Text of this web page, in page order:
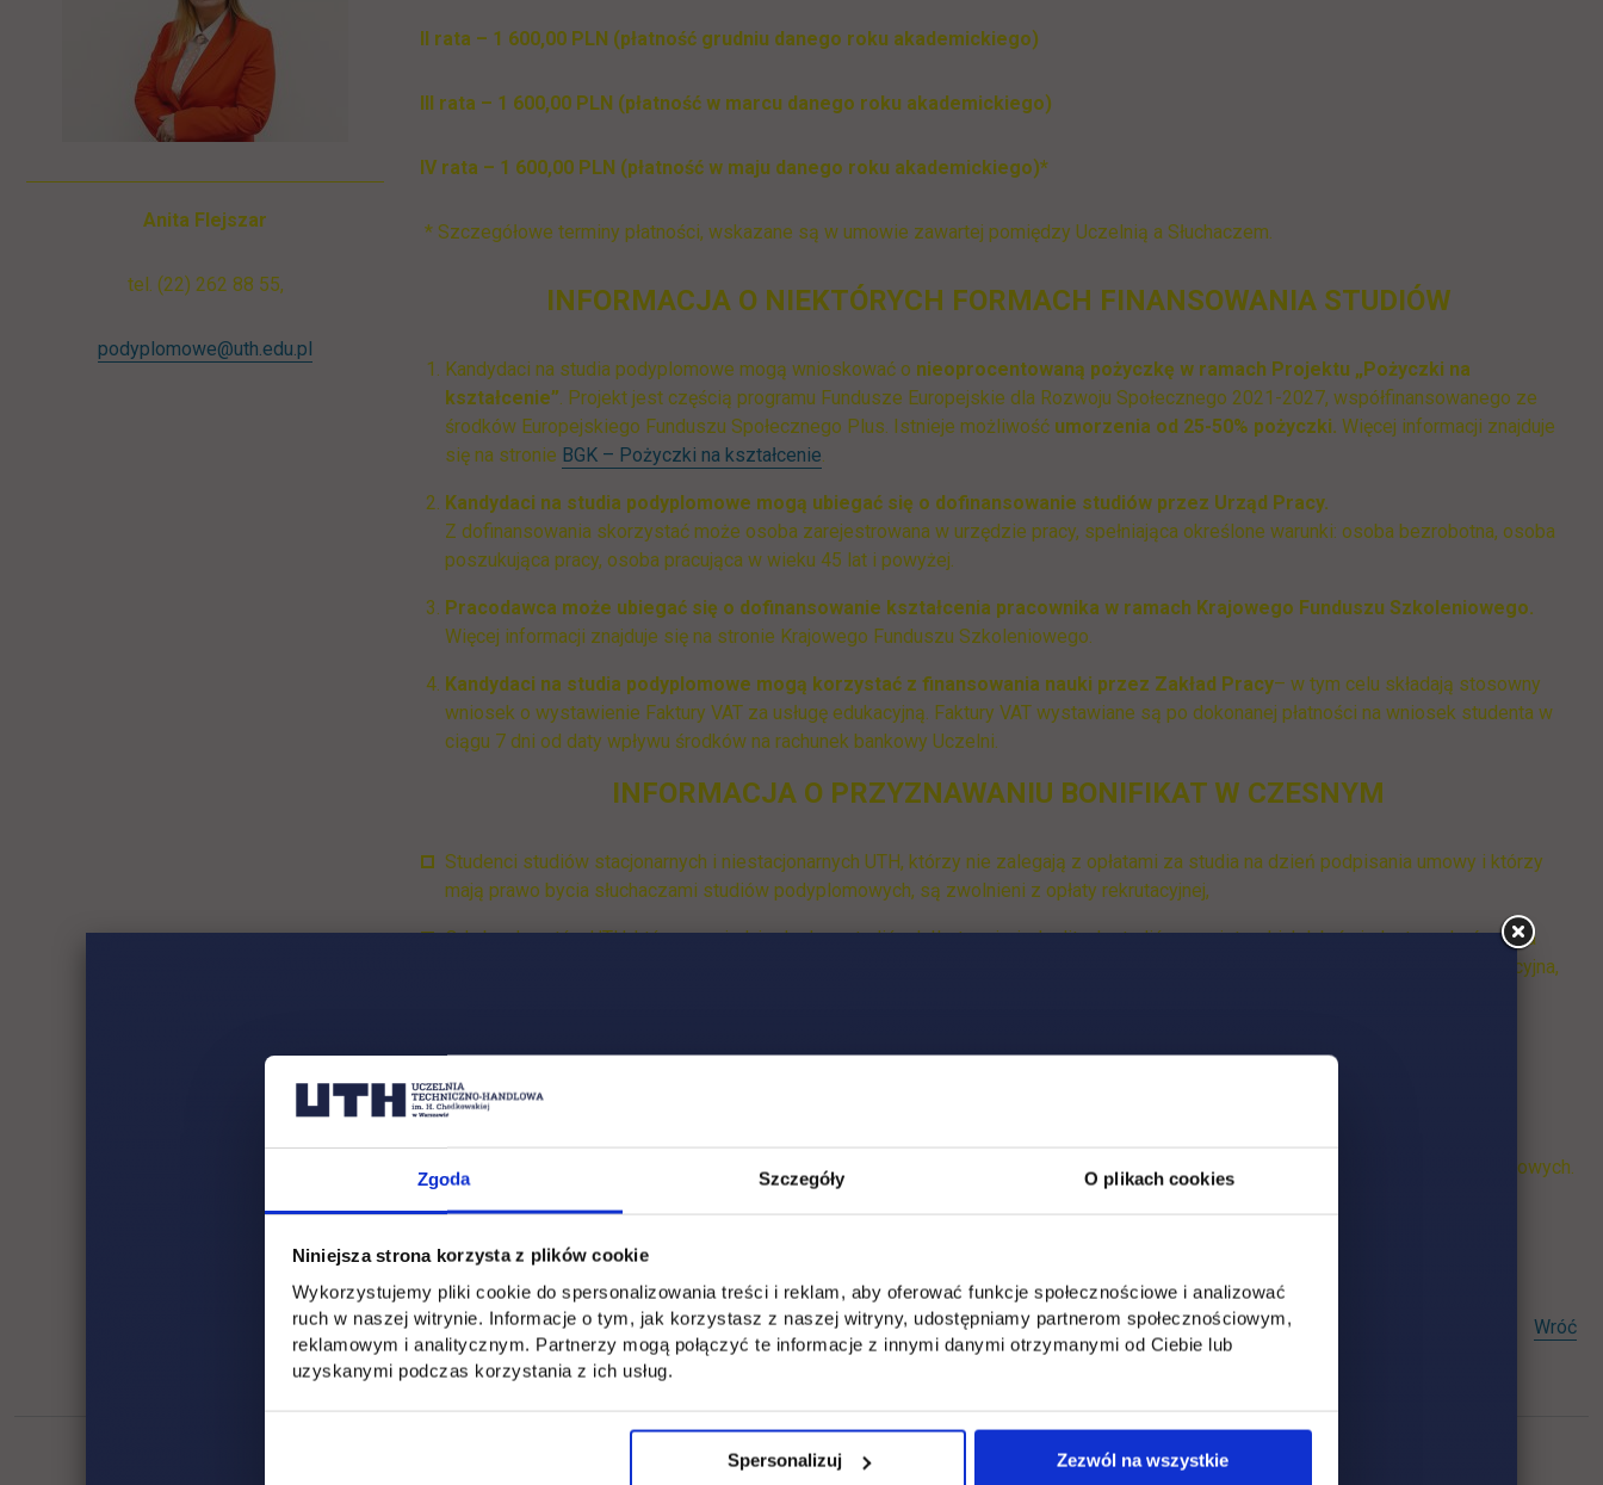
Zgoda Szczegóły O plikach cookies
Niniejsza strona korzysta z plików cookie
Wykorzystujemy pliki cookie do spersonalizowania treści i reklam, aby oferować funkcje społecznościowe i analizować
ruch w naszej witrynie. Informacje o tym, jak korzystasz z naszej witryny, udostępniamy partnerom społecznościowym,
reklamowym i analitycznym. Partnerzy mogą połączyć te informacje z innymi danymi otrzymanymi od Ciebie lub
uzyskanymi podczas korzystania z ich usług.
Spersonalizuj Zezwól na wszystkie
Anita Flejszar
tel. (22) 262 88 55,
podyplomowe@uth.edu.pl
II rata – 1 600,00 PLN (płatność grudniu danego roku akademickiego)
III rata – 1 600,00 PLN (płatność w marcu danego roku akademickiego)
IV rata – 1 600,00 PLN (płatność w maju danego roku akademickiego)*
* Szczegółowe terminy płatności, wskazane są w umowie zawartej pomiędzy Uczelnią a Słuchaczem.
INFORMACJA O NIEKTÓRYCH FORMACH FINANSOWANIA STUDIÓW
Kandydaci na studia podyplomowe mogą wnioskować o nieoprocentowaną pożyczkę w ramach Projektu „Pożyczki na
kształcenie”. Projekt jest częścią programu Fundusze Europejskie dla Rozwoju Społecznego 2021-2027, współfinansowanego ze
środków Europejskiego Funduszu Społecznego Plus. Istnieje możliwość umorzenia od 25-50% pożyczki. Więcej informacji znajduje
się na stronie BGK – Pożyczki na kształcenie.
Kandydaci na studia podyplomowe mogą ubiegać się o dofinansowanie studiów przez Urząd Pracy.
Z dofinansowania skorzystać może osoba zarejestrowana w urzędzie pracy, spełniająca określone warunki: osoba bezrobotna, osoba
poszukująca pracy, osoba pracująca w wieku 45 lat i powyżej.
Pracodawca może ubiegać się o dofinansowanie kształcenia pracownika w ramach Krajowego Funduszu Szkoleniowego.
Więcej informacji znajduje się na stronie Krajowego Funduszu Szkoleniowego.
Kandydaci na studia podyplomowe mogą korzystać z finansowania nauki przez Zakład Pracy– w tym celu składają stosowny
wniosek o wystawienie Faktury VAT za usługę edukacyjną. Faktury VAT wystawiane są po dokonanej płatności na wniosek studenta w
ciągu 7 dni od daty wpływu środków na rachunek bankowy Uczelni.
INFORMACJA O PRZYZNAWANIU BONIFIKAT W CZESNYM
Studenci studiów stacjonarnych i niestacjonarnych UTH, którzy nie zalegają z opłatami za studia na dzień podpisania umowy i którzy
mają prawo bycia słuchaczami studiów podyplomowych, są zwolnieni z opłaty rekrutacyjnej,
Od absolwentów UTH, którzy posiadają dyplom studiów I, II stopnia, jednolitych studiów magisterskich lub świadectwo ukończenia
studiów podyplomowych, w przypadku kontynuacji nauki w UTH na studiach podyplomowych, nie będzie pobierana opłata rekrutacyjna,
Bonifikaty przyznawane są na pisemny wniosek zainteresowanego i należy go składać przed rozpoczęciem zajęć na studiach
podyplomowych,
Liczba słuchaczy otrzymujących bonifikaty nie może przekroczyć 15% słuchaczy przyjętych na jeden kierunek studiów podyplomowych.
Decyzję w sprawie bonifikat w opłatach za studia podyplomowe podejmuje Kanclerz UTH (lub osoba przez niego upoważniona),
Bonifikaty nie łączą się.
Wróć